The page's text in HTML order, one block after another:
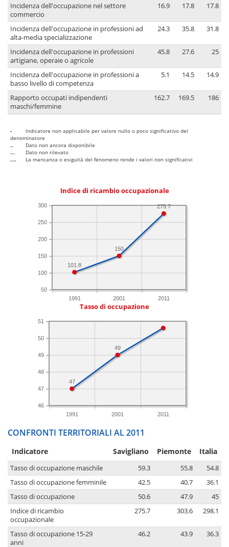
Incidenza dell'occupazione nel settore
commercio
16.9 17.8 17.8
Incidenza dell'occupazione in professioni ad
alta-media specializzazione
24.3 35.8 31.8
Incidenza dell'occupazione in professioni
artigiane, operaie o agricole
45.8 27.6 25
Incidenza dell'occupazione in professioni a
basso livello di competenza
5.1 14.5 14.9
Rapporto occupati indipendenti
maschi/femmine
162.7 169.5 186
-
Indicatore non applicabile per valore nullo o poco significativo del
denominatore
..
Dato non ancora disponibile
...
Dato non rilevato
....
La mancanza o esiguità del fenomeno rende i valori non significativi
Indice di ricambio occupazionale
1991 2001 2011
50
100
150
200
250
300 275.7
150
101.8
Tasso di occupazione
1991 2001 2011
46
47
48
49
50
51
49
47
CONFRONTI TERRITORIALI AL 2011
Indicatore Savigliano Piemonte Italia
Tasso di occupazione maschile 59.3 55.8
54.8
Tasso di occupazione femminile
42.5 40.7
36.1
Tasso di occupazione
50.6 47.9
45
Indice di ricambio
occupazionale
275.7 303.6 298.1
Tasso di occupazione 15-29
anni
46.2 43.9 36.3